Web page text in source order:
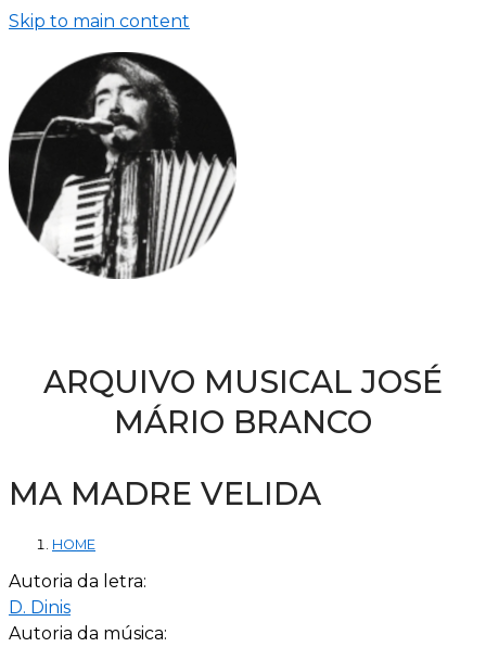
Skip to main content
ARQUIVO MUSICAL JOSÉ
MÁRIO BRANCO
MA MADRE VELIDA
HOME
Autoria da letra:
D. Dinis
Autoria da música: